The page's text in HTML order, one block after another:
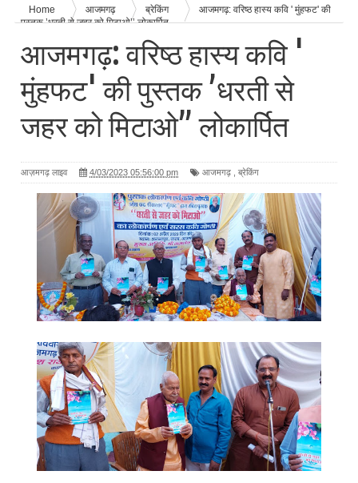
Home आजमगढ़ ब्रेकिंग
आजमगढ़: वरिष्ठ हास्य कवि ' मुंहफट' की
पुस्तक ’धरती से जहर को मिटाओ’’ लोकार्पित
आजमगढ़: वरिष्ठ हास्य कवि '
मुंहफट' की पुस्तक ’धरती से
जहर को मिटाओ’’ लोकार्पित
आज़मगढ़ लाइव 4/03/2023 05:56:00 pm आजमगढ़ ब्रेकिंग